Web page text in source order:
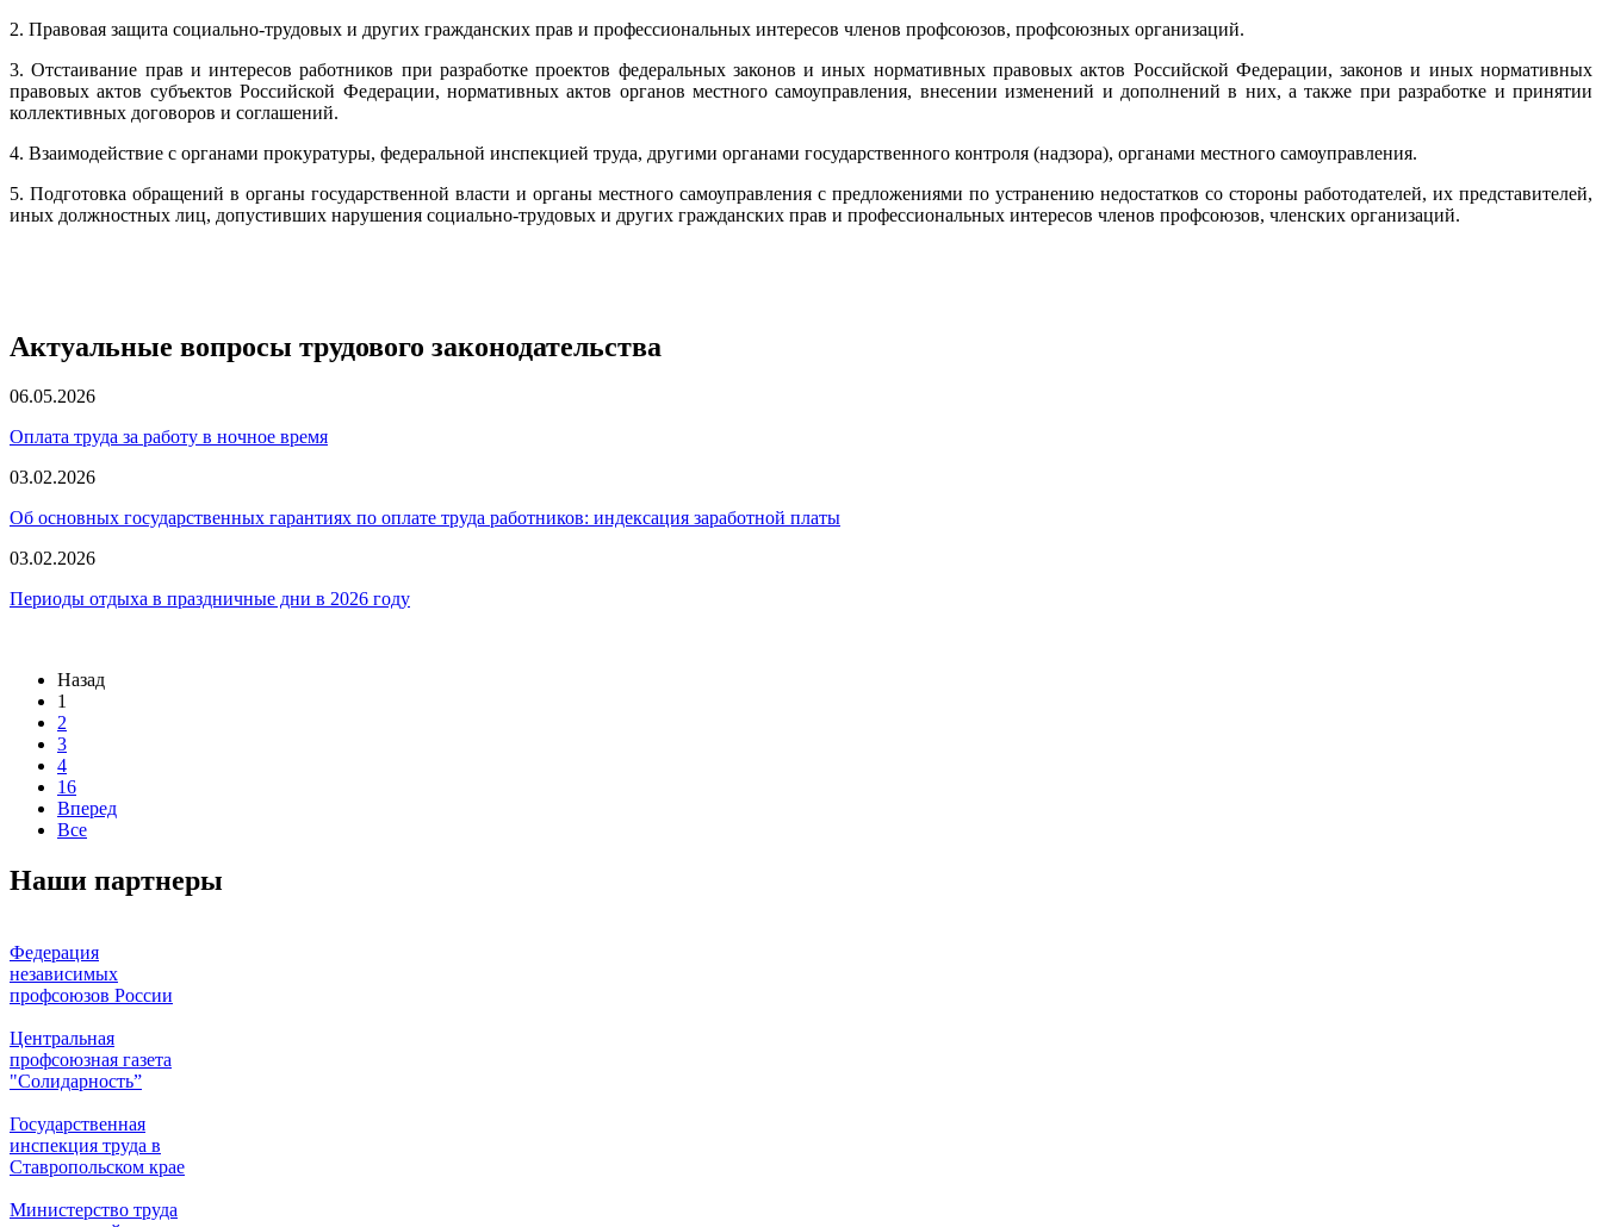
2. Правовая защита социально-трудовых и других гражданских прав и профессиональных интересов членов профсоюзов, профсоюзных организаций.
3. Отстаивание прав и интересов работников при разработке проектов федеральных законов и иных нормативных правовых актов Российской Федерации, законов и иных нормативных
правовых актов субъектов Российской Федерации, нормативных актов органов местного самоуправления, внесении изменений и дополнений в них, а также при разработке и принятии
коллективных договоров и соглашений.
4. Взаимодействие с органами прокуратуры, федеральной инспекцией труда, другими органами государственного контроля (надзора), органами местного самоуправления.
5. Подготовка обращений в органы государственной власти и органы местного самоуправления с предложениями по устранению недостатков со стороны работодателей, их представителей,
иных должностных лиц, допустивших нарушения социально-трудовых и других гражданских прав и профессиональных интересов членов профсоюзов, членских организаций.
Актуальные вопросы трудового законодательства
06.05.2026
Оплата труда за работу в ночное время
03.02.2026
Об основных государственных гарантиях по оплате труда работников: индексация заработной платы
03.02.2026
Периоды отдыха в праздничные дни в 2026 году
Назад
1
2
3
4
16
Вперед
Все
Наши партнеры
Федерация
независимых
профсоюзов России
Центральная
профсоюзная газета
"Солидарность”
Государственная
инспекция труда в
Ставропольском крае
Министерство труда